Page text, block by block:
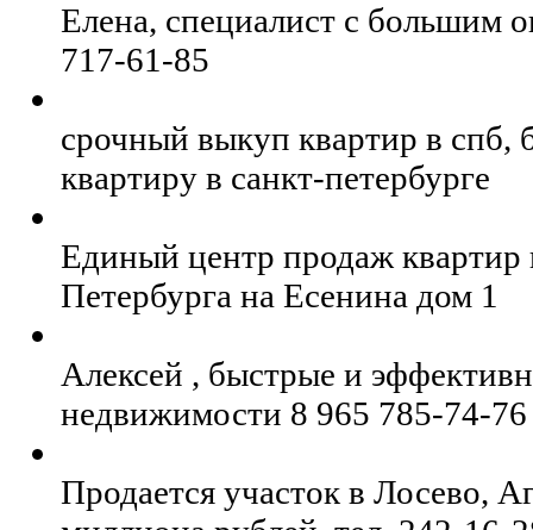
Елена, специалист с большим
717-61-85
срочный выкуп квартир в спб,
квартиру в санкт-петербурге
Единый центр продаж квартир
Петербурга на Есенина дом 1
Алексей , быстрые и
недвижимости 8 965 785-74-76
Продается участок в Лосево,